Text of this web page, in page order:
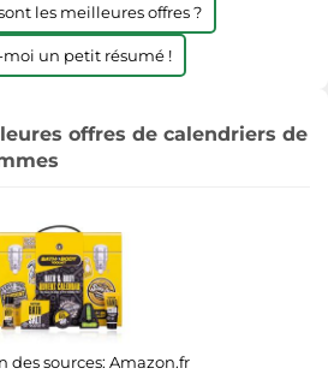
les meilleures offres ?
moi un petit résumé !
offres de calendriers de
des sources: Amazon.fr